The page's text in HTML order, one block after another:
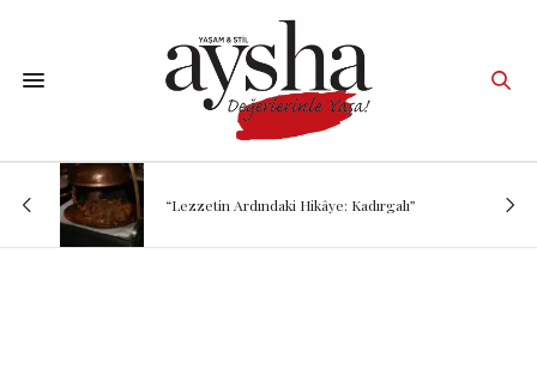
“Lezzetin Ardındaki Hikâye: Kadırgalı”